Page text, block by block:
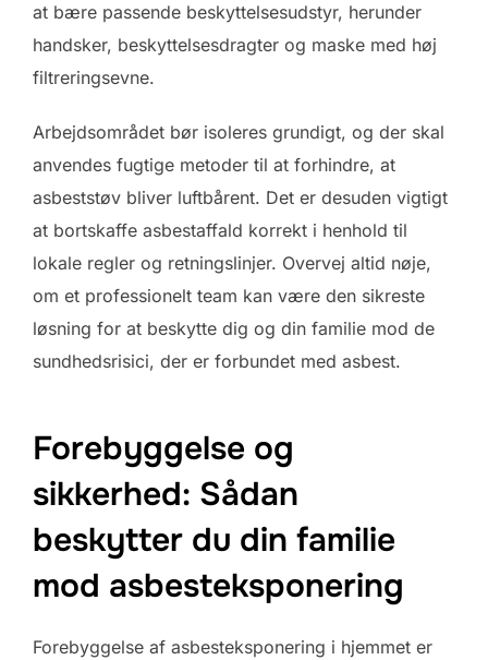
at bære passende beskyttelsesudstyr, herunder
handsker, beskyttelsesdragter og maske med høj
filtreringsevne.
Arbejdsområdet bør isoleres grundigt, og der skal
anvendes fugtige metoder til at forhindre, at
asbeststøv bliver luftbårent. Det er desuden vigtigt
at bortskaffe asbestaffald korrekt i henhold til
lokale regler og retningslinjer. Overvej altid nøje,
om et professionelt team kan være den sikreste
løsning for at beskytte dig og din familie mod de
sundhedsrisici, der er forbundet med asbest.
Forebyggelse og
sikkerhed: Sådan
beskytter du din familie
mod asbesteksponering
Forebyggelse af asbesteksponering i hjemmet er